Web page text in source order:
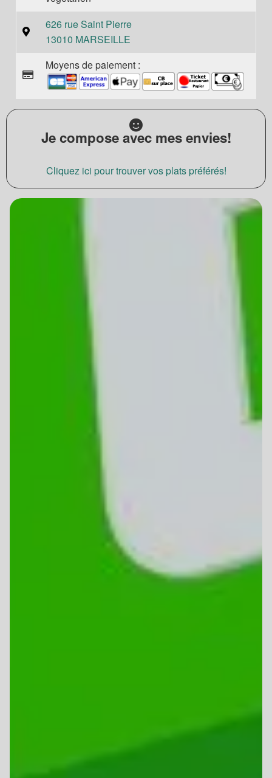
626 rue Saint Pierre
13010 MARSEILLE
Moyens de paiement :
Je compose avec mes envies!
Cliquez ici pour trouver vos plats préférés!